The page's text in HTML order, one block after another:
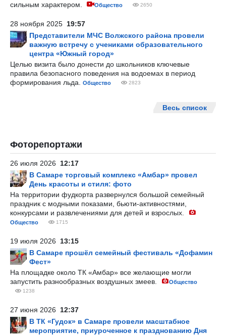
сильным характером.
Общество 2650
28 ноября 2025 19:57
Представители МЧС Волжского района провели
важную встречу с учениками образовательного
центра «Южный город»
Целью визита было донести до школьников ключевые
правила безопасного поведения на водоемах в период
формирования льда.
Общество 2823
Весь список
Фоторепортажи
26 июля 2026 12:17
В Самаре торговый комплекс «Амбар» провел
День красоты и стиля: фото
На территории фудкорта развернулся большой семейный
праздник с модными показами, бьюти-активностями,
конкурсами и развлечениями для детей и взрослых.
Общество 1715
19 июля 2026 13:15
В Самаре прошёл семейный фестиваль «Дофамин
Фест»
На площадке около ТК «Амбар» все желающие могли
запустить разнообразных воздушных змеев.
Общество
1238
27 июня 2026 12:37
В ТК «Гудок» в Самаре провели масштабное
мероприятие, приуроченное к празднованию Дня